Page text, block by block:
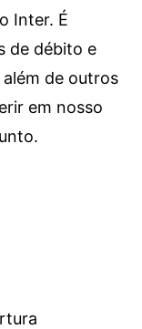
Inter. É
de débito e
de outros
em nosso